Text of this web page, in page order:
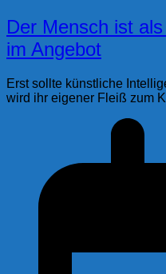
Der Mensch ist
im Angebot
Erst sollte künstliche
wird ihr eigener Fleiß zum